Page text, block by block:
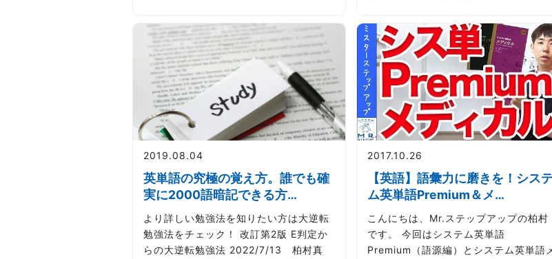
2019.08.04
英単語の究極の覚え方。誰でも確
実に2000語暗記できる方…
より詳しい勉強法を知りたい方は大逆転
勉強法をチェック！ 改訂第2版 E判定か
らの大逆転勉強法 2022/7/13 柏村真
2017.10.26
【英語】語彙力に磨きを！シス
ム英単語Premium＆メ…
こんにちは、Mr.ステップアップの柏村
です。 今回はシステム英単語
Premium（語源編）とシステム英単語